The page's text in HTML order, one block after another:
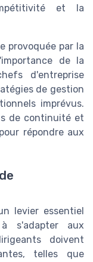
et la
provoquée par la
de la
d'entreprise
de gestion
imprévus.
de continuité et
répondre aux
levier essentiel
s'adapter aux
doivent
telles que